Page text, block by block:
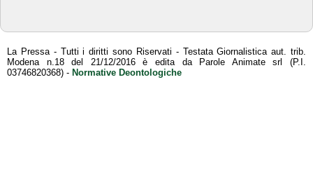
La Pressa - Tutti i diritti sono Riservati - Testata Giornalistica aut. trib.
Modena n.18 del 21/12/2016 è edita da Parole Animate srl (P.I.
03746820368) - Normative Deontologiche